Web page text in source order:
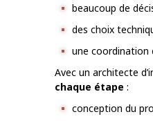
beaucoup de
des choix
une coordination
Avec un architecte
chaque étape :
conception du